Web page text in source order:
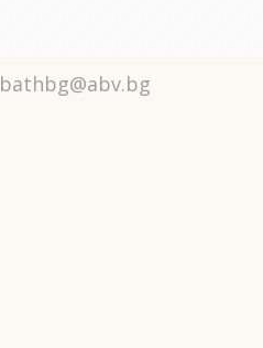
bathbg@abv.bg